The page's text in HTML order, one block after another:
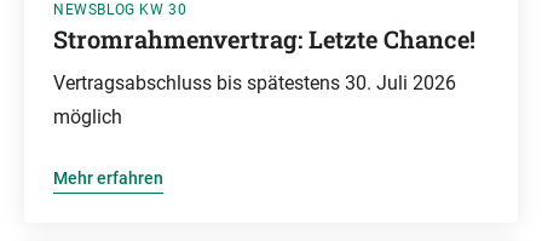
NEWSBLOG KW 30
Stromrahmenvertrag: Letzte Chance!
Vertragsabschluss bis spätestens 30. Juli 2026
möglich
Mehr erfahren